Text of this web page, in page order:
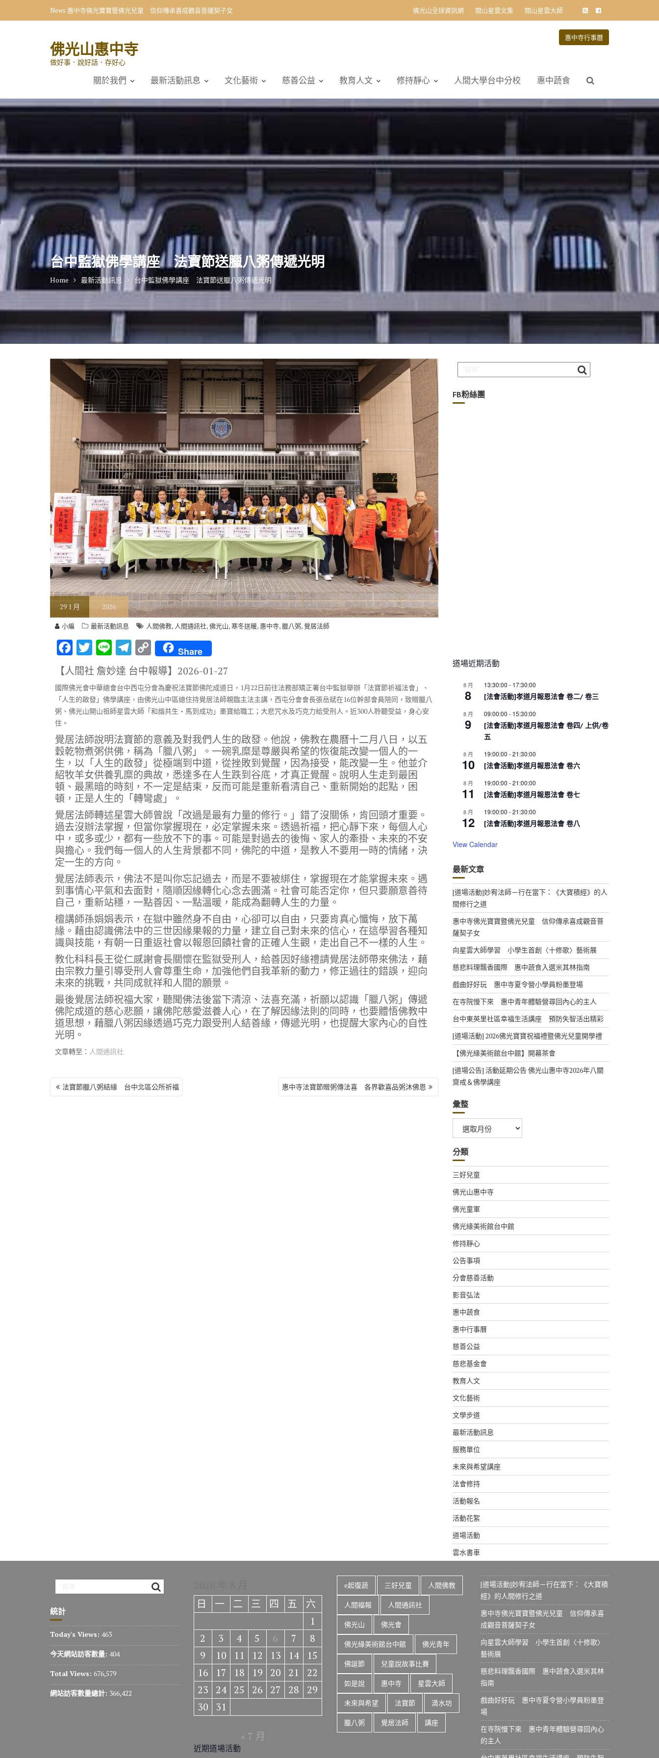
News 惠中寺佛光寶寶暨佛光兒童 信仰傳承喜成觀音菩薩契子女 佛光山全球資訊網 開山星雲文集 開山星雲大師
佛光山惠中寺
做好事．說好話．存好心
惠中寺行事曆
關於我們 最新活動訊息 文化藝術 慈善公益 教育人文 修持靜心 人間大學台中分校 惠中蔬食
台中監獄佛學講座 法寶節送臘八粥傳遞光明
Home 最新活動訊息 台中監獄佛學講座 法寶節送臘八粥傳遞光明
29 1 月 2026
小編 最新活動訊息 人間佛教, 人間通訊社,佛光山,寒冬送暖, 惠中寺,臘八粥, 覺居法師
F
ac
e
b
o
k
T
w
it
te
r
Li
n
e
T
el
e
gr
a
C
o
p
y
Li
k
Share
【人間社 詹妙達 台中報導】 2026-01-27
國際佛光會中華總會台中西屯分會為慶祝法寶節佛陀成道日，1月22日前往法務部矯正署台中監獄舉辦「法寶節祈福法會」、
「人生的啟發」佛學講座，由佛光山中區總住持覺居法師親臨主法主講，西屯分會會長張岳斌在16位幹部會員陪同，致贈臘八
粥、佛光山開山祖師星雲大師「和諧共生・馬到成功」墨寶給職工；大悲咒水及巧克力給受刑人。近300人聆聽受益，身心安
住。
覺居法師說明法寶節的意義及對我們人生的啟發。他說，佛教在農曆十二月八日，以五
穀乾物煮粥供佛，稱為「臘八粥」。一碗乳糜是尊嚴與希望的恢復能改變一個人的一
生，以「人生的啟發」從極端到中道，從挫敗到覺醒，因為接受，能改變一生。他並介
紹牧羊女供養乳糜的典故，悉達多在人生跌到谷底，才真正覺醒。說明人生走到最困
頓、最黑暗的時刻，不一定是結束，反而可能是重新看清自己、重新開始的起點，困
頓，正是人生的「轉彎處」。
覺居法師轉述星雲大師曾說「改過是最有力量的修行。」錯了沒關係，肯回頭才重要。
過去沒辦法掌握，但當你掌握現在，必定掌握未來。透過祈福，把心靜下來，每個人心
中，或多或少，都有一些放不下的事。可能是對過去的後悔、家人的牽掛、未來的不安
與擔心。我們每一個人的人生背景都不同，佛陀的中道，是教人不要用一時的情緒，決
定一生的方向。
覺居法師表示，佛法不是叫你忘記過去，而是不要被綁住，掌握現在才能掌握未來。遇
到事情心平氣和去面對，隨順因緣轉化心念去圓滿。社會可能否定你，但只要願意善待
自己，重新站穩，一點善因、一點溫暖，能成為翻轉人生的力量。
檀講師孫娟娟表示，在獄中雖然身不自由，心卻可以自由，只要肯真心懺悔，放下萬
緣。藉由認識佛法中的三世因緣果報的力量，建立自己對未來的信心，在這學習各種知
識與技能，有朝一日重返社會以報恩回饋社會的正確人生觀，走出自己不一樣的人生。
教化科科長王從仁感謝會長關懷在監獄受刑人，給善因好緣禮請覺居法師帶來佛法，藉
由宗教力量引導受刑人會尊重生命，加強他們自我革新的動力，修正過往的錯誤，迎向
未來的挑戰，共同成就祥和人間的願景。
最後覺居法師祝福大家，聽聞佛法後當下清涼、法喜充滿，祈願以認識「臘八粥」傳遞
佛陀成道的慈心悲願，讓佛陀慈愛滋養人心，在了解因緣法則的同時，也要體悟佛教中
道思想，藉臘八粥因緣透過巧克力跟受刑人結善緣，傳遞光明，也提醒大家內心的自性
光明。
文章轉至： 人間通訊社
文
章
法寶節臘八粥結緣 台中北區公所祈福 惠中寺法寶節贈粥傳法喜 各界歡喜品粥沐佛恩
FB粉絲團
道場近期活動
8 月
8
13:30:00 - 17:30:00
[法會活動]孝道月報恩法會 卷二/ 卷三
8 月
9
09:00:00 - 15:30:00
[法會活動]孝道月報恩法會 卷四/ 上供/卷
五
8 月
10
19:00:00 -21:30:00
[法會活動]孝道月報恩法會 卷六
8 月
11
19:00:00 -21:00:00
[法會活動]孝道月報恩法會 卷七
8 月
12
19:00:00 -21:30:00
[法會活動]孝道月報恩法會 卷八
View Calendar
最新文章
[道場活動]妙宥法師－行在當下：《大寶積經》的人
間修行之道
惠中寺佛光寶寶暨佛光兒童 信仰傳承喜成觀音菩
薩契子女
向星雲大師學習 小學生首創〈十修歌〉藝術展
慈悲料理飄香國際 惠中蔬食入選米其林指南
戲曲好好玩 惠中寺夏令營小學員粉墨登場
在寺院慢下來 惠中青年體驗營尋回內心的主人
台中東英里社區幸福生活講座 預防失智活出精彩
[道場活動] 2026佛光寶寶祝福禮暨佛光兒童開學禮
【佛光緣美術館台中館】開幕茶會
[道場公告] 活動延期公告 佛光山惠中寺2026年八關
齋戒＆佛學講座
彙整
整
分類
三好兒童
佛光山惠中寺
佛光童軍
佛光緣美術館台中館
修持靜心
公告事項
分會慈善活動
影音弘法
惠中蔬食
惠中行事曆
慈善公益
慈悲基金會
教育人文
文化藝術
文學步道
最新活動訊息
服務單位
未來與希望講座
法會修持
活動報名
活動花絮
道場活動
雲水書車
統計
Today's Views: 463
今天網站訪客數量: 404
Total Views: 676,579
網站訪客數量總計: 366,422
日
一 二 三 四 五
六
1
2
3 4 5 6 7
8
9
10 11 12 13 14
15
16
17 18 19 20 21
22
23
24 25 26 27 28
29
30
31
« 7 月
近期道場活動
e起復蔬 三好兒童 人間佛教
人間福報 人間通訊社
佛光山 佛光會
佛光緣美術館台中館 佛光青年
佛誕節 兒童說故事比賽
如是說 惠中寺 星雲大師
未來與希望 法寶節 滴水坊
臘八粥 覺居法師 講座
[道場活動]妙宥法師－行在當下：《大寶積
經》的人間修行之道
惠中寺佛光寶寶暨佛光兒童 信仰傳承喜
成觀音菩薩契子女
向星雲大師學習 小學生首創〈十修歌〉
藝術展
慈悲料理飄香國際 惠中蔬食入選米其林
指南
戲曲好好玩 惠中寺夏令營小學員粉墨登
場
在寺院慢下來 惠中青年體驗營尋回內心
的主人